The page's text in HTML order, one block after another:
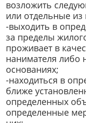
возложить
или отдельные из
-выходить в
за пределы
проживает в
нанимателя либо
основаниях;
-находиться в
ближе
определенных
определенные